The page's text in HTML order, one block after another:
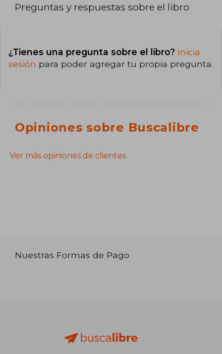
Preguntas y respuestas sobre el libro
¿Tienes una pregunta sobre el libro? Inicia
sesión para poder agregar tu propia pregunta.
Opiniones sobre Buscalibre
Ver más opiniones de clientes
Nuestras Formas de Pago